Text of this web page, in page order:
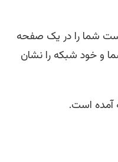
شما را در یک صفحه
و خود شبکه را نشان
آمده است.